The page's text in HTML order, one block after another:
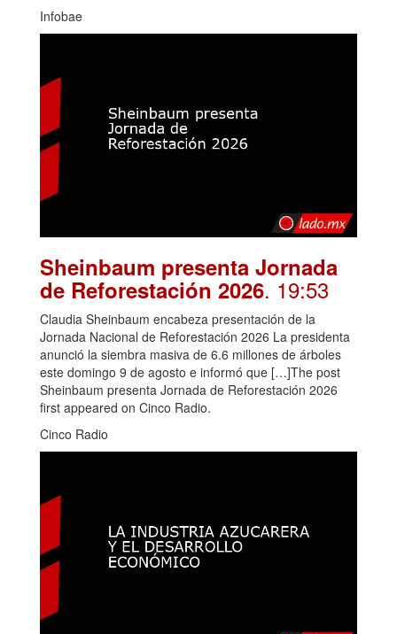
Infobae
Sheinbaum presenta Jornada
de Reforestación 2026. 19:53
Claudia Sheinbaum encabeza presentación de la
Jornada Nacional de Reforestación 2026 La presidenta
anunció la siembra masiva de 6.6 millones de árboles
este domingo 9 de agosto e informó que […]The post
Sheinbaum presenta Jornada de Reforestación 2026
first appeared on Cinco Radio.
Cinco Radio